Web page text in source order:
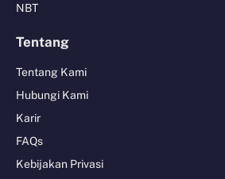
NBT
Tentang
Tentang Kami
Hubungi Kami
Karir
FAQs
Kebijakan Privasi